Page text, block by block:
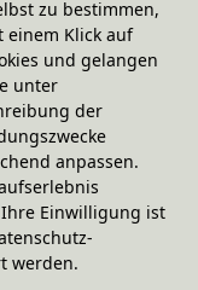
90 cm
214,90 €
zu bestimmen,
einem Klick auf
und gelangen
unter
der
anpassen.
Einwilligung ist
werden.